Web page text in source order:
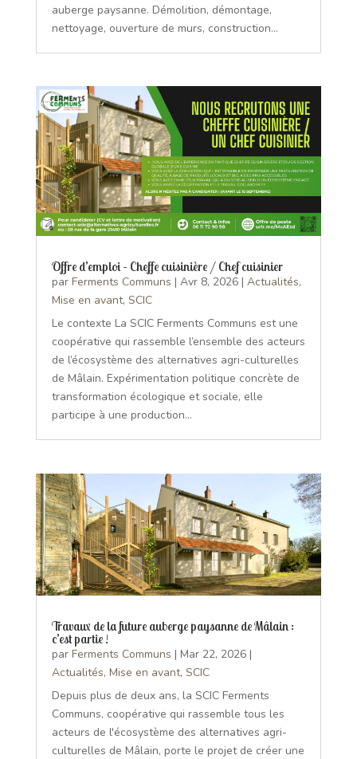
auberge paysanne. Démolition, démontage,
nettoyage, ouverture de murs, construction...
Offre d’emploi – Cheffe cuisinière / Chef cuisinier
par Ferments Communs | Avr 8, 2026| Actualités,
Mise en avant, SCIC
Le contexte La SCIC Ferments Communs est une
coopérative qui rassemble l’ensemble des acteurs
de l’écosystème des alternatives agri-culturelles
de Mâlain. Expérimentation politique concrète de
transformation écologique et sociale, elle
participe à une production...
Travaux de la future auberge paysanne de Mâlain :
c’est partie !
par Ferments Communs | Mar 22, 2026|
Actualités, Mise en avant, SCIC
Depuis plus de deux ans, la SCIC Ferments
Communs, coopérative qui rassemble tous les
acteurs de l'écosystème des alternatives agri-
culturelles de Mâlain, porte le projet de créer une